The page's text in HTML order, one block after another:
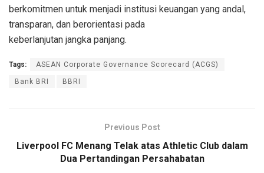
berkomitmen untuk menjadi institusi keuangan yang andal,
transparan, dan berorientasi pada
keberlanjutan jangka panjang.
Tags: ASEAN Corporate Governance Scorecard (ACGS)
Bank BRI BBRI
Previous Post
Liverpool FC Menang Telak atas Athletic Club dalam
Dua Pertandingan Persahabatan